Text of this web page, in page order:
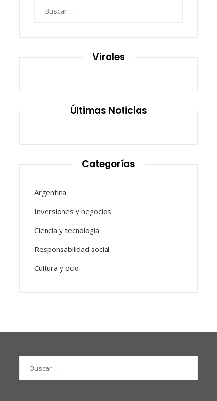
Virales
Últimas Noticias
Categorías
Argentina
Inversiones y negocios
Ciencia y tecnología
Responsabilidad social
Cultura y ocio